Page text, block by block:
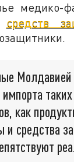
медико-
средств
как
и средства